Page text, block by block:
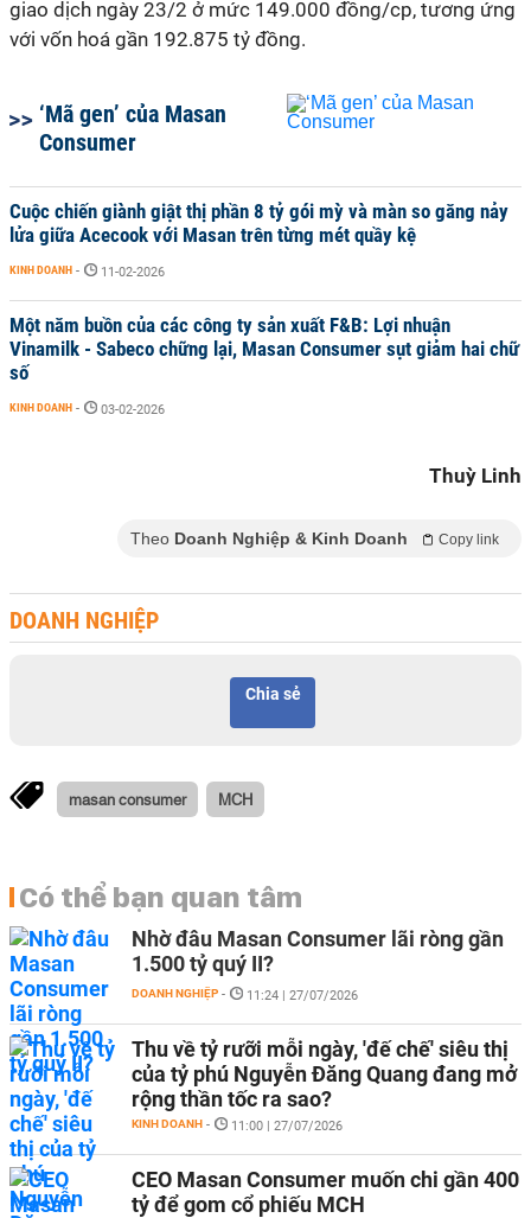
giao dịch ngày 23/2 ở mức 149.000 đồng/cp, tương ứng
với vốn hoá gần 192.875 tỷ đồng.
‘Mã gen’ của Masan
Consumer
Cuộc chiến giành giật thị phần 8 tỷ gói mỳ và màn so găng nảy
lửa giữa Acecook với Masan trên từng mét quầy kệ
KINH DOANH - 11-02-2026
Một năm buồn của các công ty sản xuất F&B: Lợi nhuận
Vinamilk - Sabeco chững lại, Masan Consumer sụt giảm hai chữ
số
KINH DOANH - 03-02-2026
Thuỳ Linh
Theo Doanh Nghiệp & Kinh Doanh Copy link
DOANH NGHIỆP
Chia sẻ
masan consumer MCH
Có thể bạn quan tâm
Nhờ đâu Masan Consumer lãi ròng gần
1.500 tỷ quý II?
DOANH NGHIỆP - 11:24 | 27/07/2026
Thu về tỷ rưỡi mỗi ngày, 'đế chế' siêu thị
của tỷ phú Nguyễn Đăng Quang đang mở
rộng thần tốc ra sao?
KINH DOANH - 11:00 | 27/07/2026
CEO Masan Consumer muốn chi gần 400
tỷ để gom cổ phiếu MCH